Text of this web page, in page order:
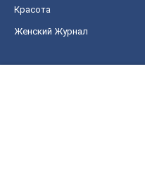
Красота
Женский Журнал